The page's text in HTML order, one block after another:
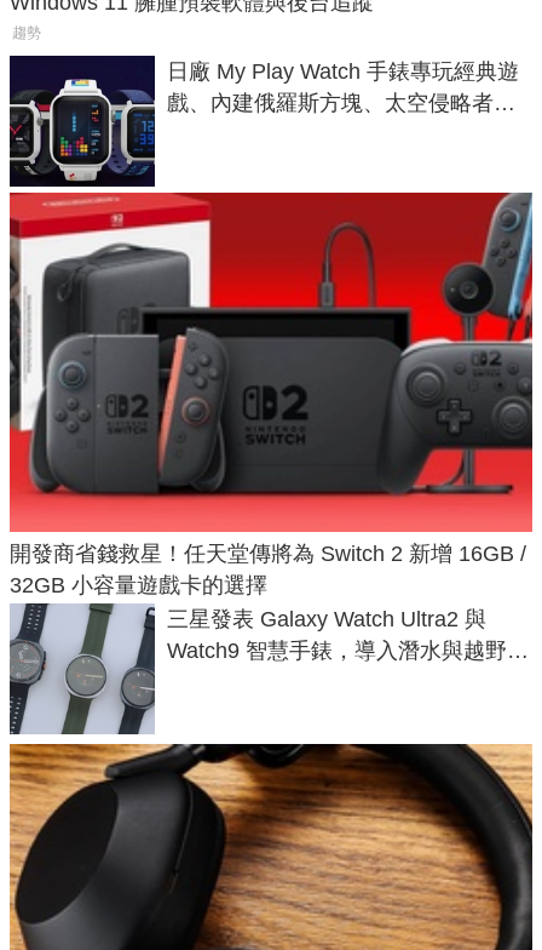
趨勢
日廠 My Play Watch 手錶專玩經典遊
戲、內建俄羅斯方塊、太空侵略者，
開發商省錢救星！任天堂傳將為 Switch 2 新增 16GB /
32GB 小容量遊戲卡的選擇
三星發表 Galaxy Watch Ultra2 與
Watch9 智慧手錶，導入潛水與越野跑